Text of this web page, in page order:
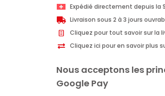
Savon
solide
à
l'argan
150gr
Expédié directement depuis la
Livraison sous 2 à 3 jours
Cliquez pour tout savoir sur la
Cliquez ici pour en savoir plus
Nous acceptons les
Google Pay